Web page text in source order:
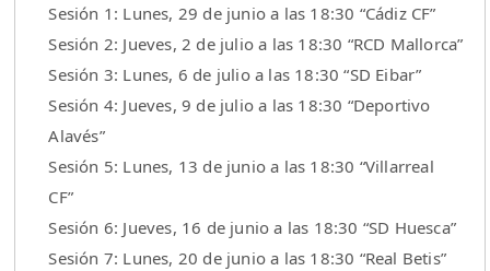
Sesión 1: Lunes, 29 de junio a las 18:30 “Cádiz CF”
Sesión 2: Jueves, 2 de julio a las 18:30 “RCD Mallorca”
Sesión 3: Lunes, 6 de julio a las 18:30 “SD Eibar”
Sesión 4: Jueves, 9 de julio a las 18:30 “Deportivo
Alavés”
Sesión 5: Lunes, 13 de junio a las 18:30 “Villarreal
CF”
Sesión 6: Jueves, 16 de junio a las 18:30 “SD Huesca”
Sesión 7: Lunes, 20 de junio a las 18:30 “Real Betis”